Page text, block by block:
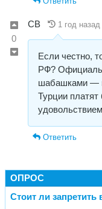
0
СВ 1 год назад
Если честно,
РФ?
шабашками —
Турции
Ответить
ОПРОС
Стоит ли